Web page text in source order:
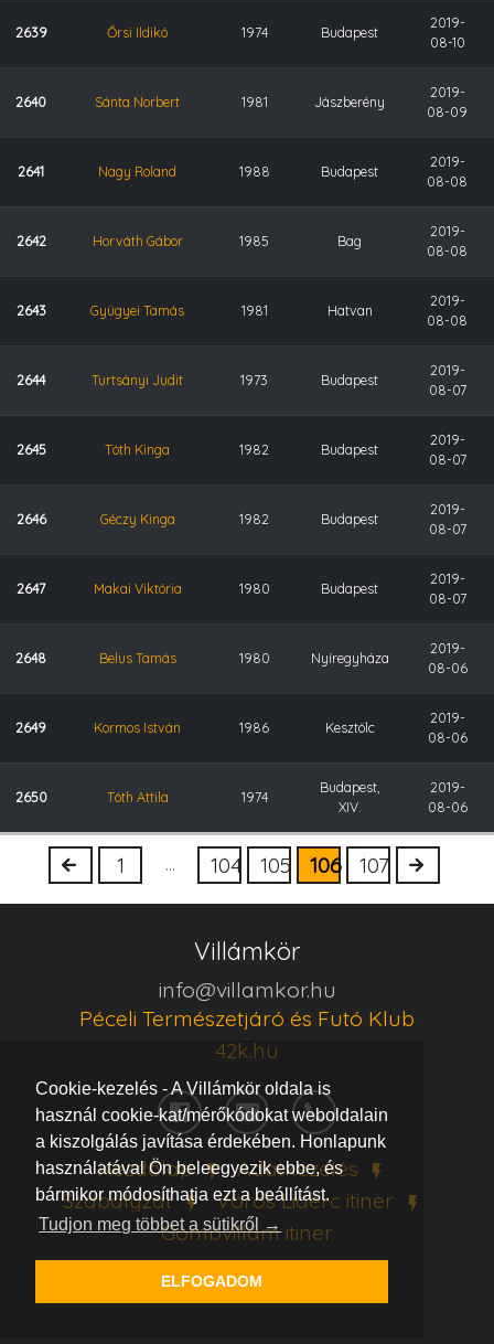
Cookie-kezelés - A Villámkör oldala is
használ cookie-kat/mérőkódokat weboldalain
a kiszolgálás javítása érdekében. Honlapunk
használatával Ön beleegyezik ebbe, és
bármikor módosíthatja ezt a beállítást.
Tudjon meg többet a sütikről →
ELFOGADOM
2639 Őrsi Ildikó 1974 Budapest
2019-
08-10
2640 Sánta Norbert 1981 Jászberény
2019-
08-09
2641 Nagy Roland 1988 Budapest
2019-
08-08
2642 Horváth Gábor 1985 Bag
2019-
08-08
2643 Gyügyei Tamás 1981 Hatvan
2019-
08-08
2644 Turtsányi Judit 1973 Budapest
2019-
08-07
2645 Tóth Kinga 1982 Budapest
2019-
08-07
2646 Géczy Kinga 1982 Budapest
2019-
08-07
2647 Makai Viktória 1980 Budapest
2019-
08-07
2648 Belus Tamás 1980 Nyíregyháza
2019-
08-06
2649 Kormos István 1986 Kesztölc
2019-
08-06
2650 Tóth Attila 1974
Budapest,
XIV.
2019-
08-06
1 ... 104 105 106 107
Villámkör
info@villamkor.hu
Péceli Természetjáró és Futó Klub
42k.hu
Kezdőlap
Adatkezelés
Szabályzat
Vörös Lidérc itiner
Gömbvillám itiner
villamkor.hu © 2019 - 2026